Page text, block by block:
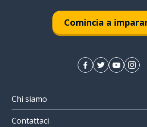
Comincia a
Chi siamo
Contattaci